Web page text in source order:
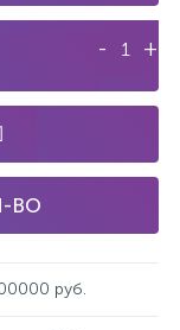
- +
ВО
руб.